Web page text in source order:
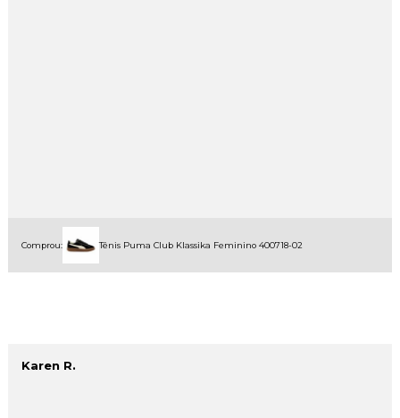
Comprou: Tênis Puma Club Klassika Feminino 400718-02
Karen R.